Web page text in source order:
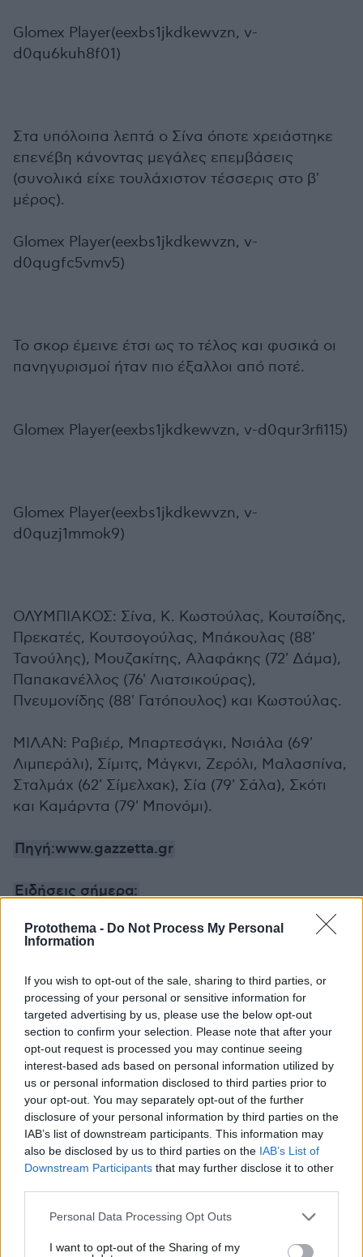
Protothema - Do Not Process My Personal
Information
If you wish to opt-out of the sale, sharing to third parties, or
processing of your personal or sensitive information for
targeted advertising by us, please use the below opt-out
section to confirm your selection. Please note that after your
opt-out request is processed you may continue seeing
interest-based ads based on personal information utilized by
us or personal information disclosed to third parties prior to
your opt-out. You may separately opt-out of the further
disclosure of your personal information by third parties on the
IAB’s list of downstream participants. This information may
also be disclosed by us to third parties on the IAB’s List of
Downstream Participants that may further disclose it to other
Please note that this website/app uses one or more Google
not limited to your visit or usage behaviour. You may click to
Personal Data Processing Opt Outs
I want to opt-out of the Sharing of my
Glomex Player(eexbs1jkdkewvzn, v-
d0qu6kuh8f01)
Στα υπόλοιπα λεπτά ο Σίνα όποτε χρειάστηκε
επενέβη κάνοντας μεγάλες επεμβάσεις
(συνολικά είχε τουλάχιστον τέσσερις στο β'
μέρος).
Glomex Player(eexbs1jkdkewvzn, v-
d0qugfc5vmv5)
Το σκορ έμεινε έτσι ως το τέλος και φυσικά οι
πανηγυρισμοί ήταν πιο έξαλλοι από ποτέ.
Glomex Player(eexbs1jkdkewvzn, v-d0qur3rfi115)
Glomex Player(eexbs1jkdkewvzn, v-
d0quzj1mmok9)
ΟΛΥΜΠΙΑΚΟΣ: Σίνα, Κ. Κωστούλας, Κουτσίδης,
Πρεκατές, Κουτσογούλας, Μπάκουλας (88'
Τανούλης), Μουζακίτης, Αλαφάκης (72' Δάμα),
Παπακανέλλος (76' Λιατσικούρας),
Πνευμονίδης (88' Γατόπουλος) και Κωστούλας.
ΜΙΛΑΝ: Ραβιέρ, Μπαρτεσάγκι, Νσιάλα (69'
Λιμπεράλι), Σίμιτς, Μάγκνι, Ζερόλι, Μαλασπίνα,
Σταλμάχ (62' Σίμελχακ), Σία (79' Σάλα), Σκότι
και Καμάρντα (79' Μπονόμι).
Πηγή:www.gazzetta.gr
Ειδήσεις σήμερα:
Ευρωεκλογές: Τι αλλάζει σε αυτή την κάλπη -
Ρέντη: Στις 60 οι συλλήψεις για τη δολοφονία
Λυγγερίδη - Κατηγορίες και για συμμετοχή σε
εγκληματική οργάνωση
Ινδονησία: Τραγικό τέλος για 31χρονη Κινέζα
που έβγαζε φωτογραφίες κι έπεσε σε κρατήρα
ηφαιστείου
protothema.gr στο Google News